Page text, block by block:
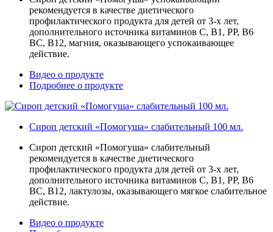
рекомендуется в качестве диетического
профилактического продукта для детей от 3-х лет,
дополнительного источника витаминов С, В1, РР, В6
ВС, В12, магния, оказывающего успокаивающее
действие.
Видео о продукте
Подробнее о продукте
Сироп детский «Помогуша» слабительный 100 мл.
Сироп детский «Помогуша» слабительный
рекомендуется в качестве диетического
профилактического продукта для детей от 3-х лет,
дополнительного источника витаминов С, В1, РР, В6
ВС, В12, лактулозы, оказывающего мягкое слабительное
действие.
Видео о продукте